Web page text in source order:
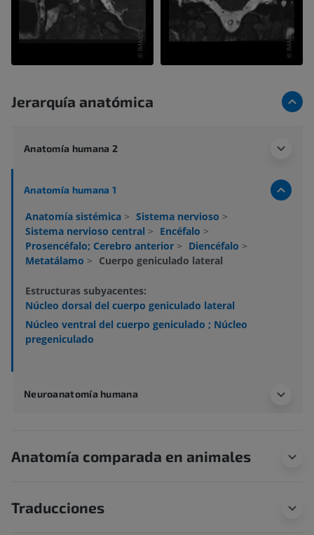
Jerarquía anatómica
Anatomía humana 2
Anatomía humana 1
Anatomía sistémica > Sistema nervioso >
Sistema nervioso central > Encéfalo >
Prosencéfalo; Cerebro anterior > Diencéfalo >
Metatálamo > Cuerpo geniculado lateral
Estructuras subyacentes:
Núcleo dorsal del cuerpo geniculado lateral
Núcleo ventral del cuerpo geniculado ; Núcleo
pregeniculado
Neuroanatomía humana
Anatomía comparada en animales
Traducciones